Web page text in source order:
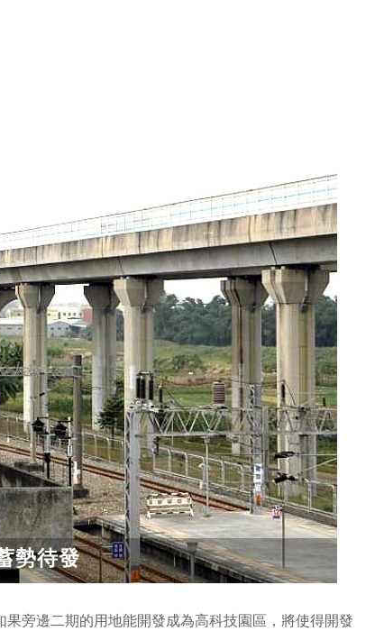
勢待發
旁邊二期的用地能開發成為高科技園區，將使得開發